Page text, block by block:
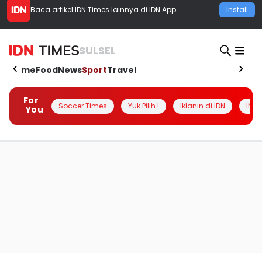
Baca artikel IDN Times lainnya di IDN App Install
SULSEL
HomeFoodNewsSportTravel
For
You
Soccer Times Yuk Pilih ! Iklanin di IDN